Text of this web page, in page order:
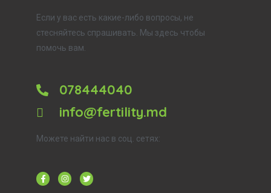
Если у вас есть какие-либо вопросы, не
стесняйтесь спрашивать. Мы здесь чтобы
помочь вам.
078444040
info@fertility.md
Можете найти нас в соц. сетях: